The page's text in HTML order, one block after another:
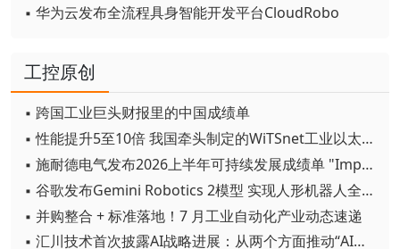
▪ 华为云发布全流程具身智能开发平台CloudRobo
工控原创
▪ 跨国工业巨头财报里的中国成绩单
▪ 性能提升5至10倍 我国牵头制定的WiTSnet工业以太网国际标准正式发布
▪ 施耐德电气发布2026上半年可持续发展成绩单 "Impact 2030"路线图开局稳健
▪ 谷歌发布Gemini Robotics 2模型 实现人形机器人全身智能控制突破
▪ 并购整合 + 标准落地！7 月工业自动化产业动态速递
▪ 汇川技术首次披露AI战略进展：从两个方面推动“AI业务化”落地